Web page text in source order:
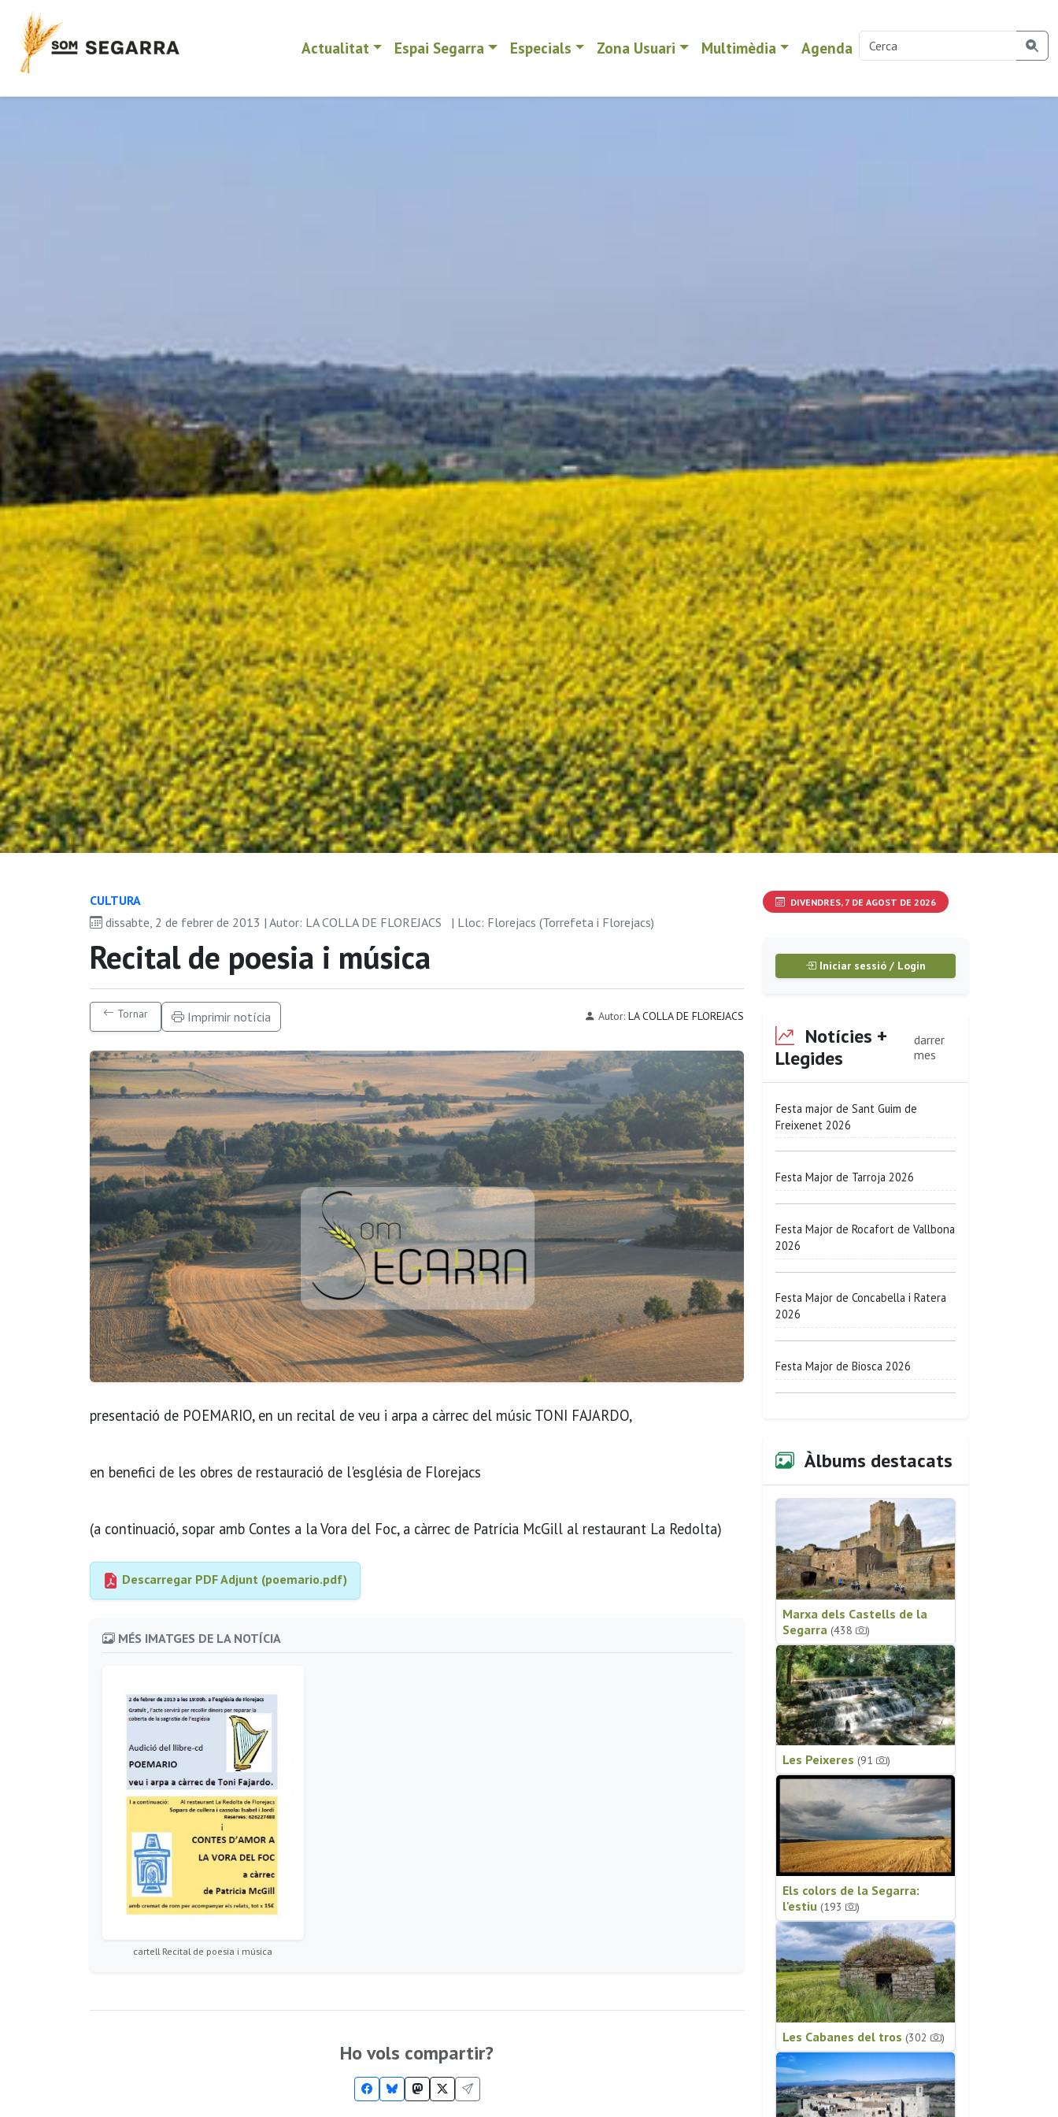
Actualitat Espai Segarra Especials Zona Usuari Multimèdia Agenda
CULTURA
dissabte, 2 de febrer de 2013 | Autor: LA COLLA DE FLOREJACS
| Lloc: Florejacs (Torrefeta i Florejacs)
Recital de poesia i música
Tornar Imprimir notícia Autor: LA COLLA DE FLOREJACS
presentació de POEMARIO, en un recital de veu i arpa a càrrec del músic TONI FAJARDO,
en benefici de les obres de restauració de l'església de Florejacs
(a continuació, sopar amb Contes a la Vora del Foc, a càrrec de Patrícia McGill al restaurant La Redolta)
Descarregar PDF Adjunt (poemario.pdf)
MÉS IMATGES DE LA NOTÍCIA
cartell Recital de poesia i música
Ho vols compartir?
DIVENDRES, 7 DE AGOST DE 2026
Iniciar sessió / Login
Notícies +
Llegides
darrer
mes
Festa major de Sant Guim de
Freixenet 2026
Festa Major de Tarroja 2026
Festa Major de Rocafort de Vallbona
2026
Festa Major de Concabella i Ratera
2026
Festa Major de Biosca 2026
Àlbums destacats
Marxa dels Castells de la
Segarra (438 )
Les Peixeres (91 )
Els colors de la Segarra:
l'estiu (193 )
Les Cabanes del tros (302 )